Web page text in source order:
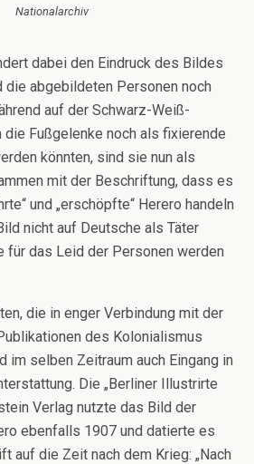
Nationalarchiv
dabei den Eindruck des Bildes
die abgebildeten Personen noch
auf der Schwarz-Weiß-
die Fußgelenke noch als fixierende
könnten, sind sie nun als
mit der Beschriftung, dass es
und „erschöpfte“ Herero handeln
nicht auf Deutsche als Täter
für das Leid der Personen werden
die in enger Verbindung mit der
des Kolonialismus
im selben Zeitraum auch Eingang in
Die „Berliner Illustrirte
Verlag nutzte das Bild der
ebenfalls 1907 und datierte es
auf die Zeit nach dem Krieg: „Nach